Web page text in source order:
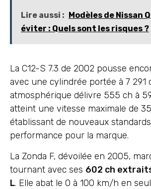
Lire aussi :
Modèles de Nissan
éviter : Quels sont les risques ?
La C12-S 7.3 de 2002 pousse
avec une cylindrée portée à 7 291
atmosphérique délivre 555 ch à
atteint une vitesse maximale de
établissant de nouveaux
performance pour la marque.
La Zonda F, dévoilée en 2005,
tournant avec ses 602 ch
L. Elle abat le 0 à 100 km/h en